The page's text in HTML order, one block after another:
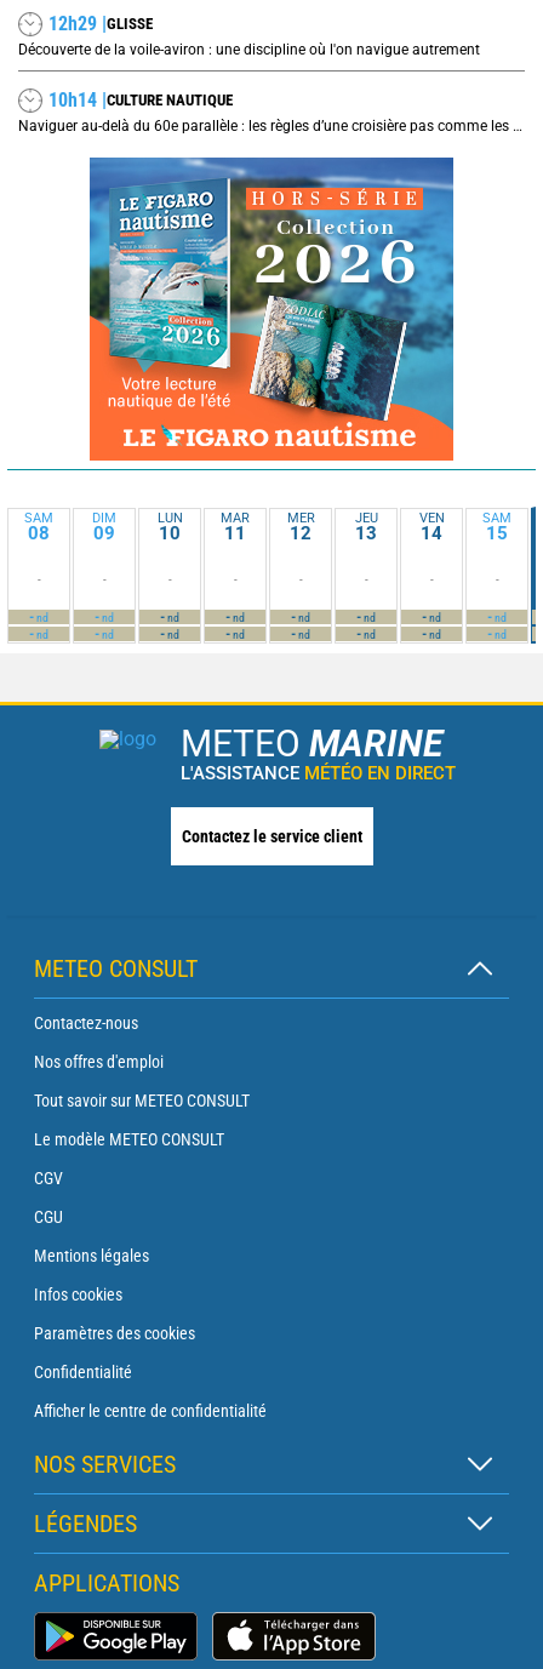
12h29 |GLISSE
Découverte de la voile-aviron : une discipline où l'on navigue autrement
10h14 |CULTURE NAUTIQUE
Naviguer au-delà du 60e parallèle : les règles d’une croisière pas comme les autres
SAM
08
-
-nd
-nd
DIM
09
-
-nd
-nd
LUN
10
-
-nd
-nd
MAR
11
-
-nd
-nd
MER
12
-
-nd
-nd
JEU
13
-
-nd
-nd
VEN
14
-
-nd
-nd
SAM
15
-
-nd
-nd
METEO MARINE
L'ASSISTANCE MÉTÉO EN DIRECT
Contactez le service client
METEO CONSULT
Contactez-nous
Nos offres d'emploi
Tout savoir sur METEO CONSULT
Le modèle METEO CONSULT
CGV
CGU
Mentions légales
Infos cookies
Paramètres des cookies
Confidentialité
Afficher le centre de confidentialité
NOS SERVICES
Abonnement Zen
Abonnement Balise
Abonnement Traversée
Abonnement Phare
LÉGENDES
Légende des cartes
Légende des pictogrammes
Glossaire
APPLICATIONS
Application Météo Marine